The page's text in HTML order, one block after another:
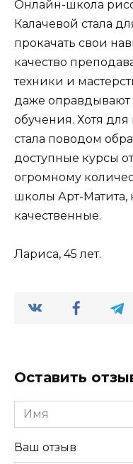
Онлайн-школа
Калачевой стала
прокачать свои
качество
техники и
даже оправдывают
обучения. Хотя
стала поводом
доступные курсы
огромному
школы Арт-Матита,
качественные.
Лариса, 45 лет.
Оставить
Имя
Ваш отзыв